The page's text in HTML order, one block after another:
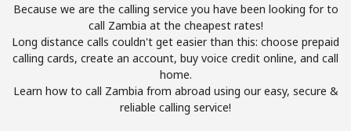
Inregistreaza-te
Because we are the calling service you have been looking for to
call Zambia at the cheapest rates!
Long distance calls couldn't get easier than this: choose prepaid
calling cards, create an account, buy voice credit online, and call
home.
Learn how to call Zambia from abroad using our easy, secure &
reliable calling service!